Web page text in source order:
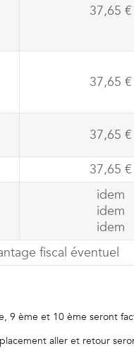
37,65 €
37,65 €
37,65 €
37,65 €
idem
idem
idem
fiscal éventuel
9 ème et 10 ème seront
aller et retour